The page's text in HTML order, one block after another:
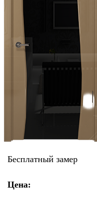
Бесплатный замер
Цена: